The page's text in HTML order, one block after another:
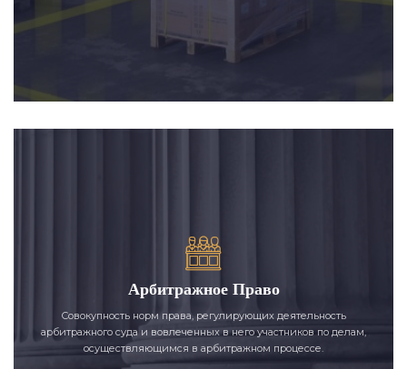
Арбитражное Право
Совокупность норм права, регулирующих деятельность
арбитражного суда и вовлеченных в него участников по делам,
осуществляющимся в арбитражном процессе.